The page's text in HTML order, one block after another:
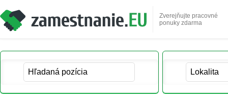
Zverejňujte pracovné
ponuky zdarma